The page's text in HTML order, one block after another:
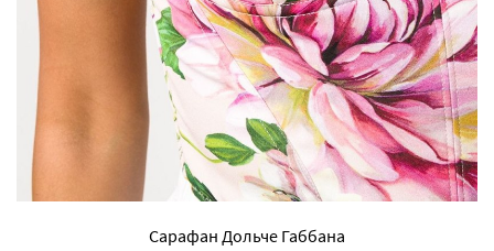
Сарафан Дольче Габбана